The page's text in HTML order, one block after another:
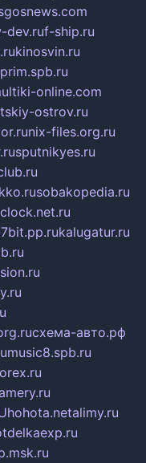
dev.ruf-ship.ru
kinosvin.ru
online.com
ostrov.ru
nix-files.org.ru
sputnikyes.ru
sobakopedia.ru
7bit.pp.rukalugatur.ru
схема-авто.рф
music8.spb.ru
hohota.netalimy.ru